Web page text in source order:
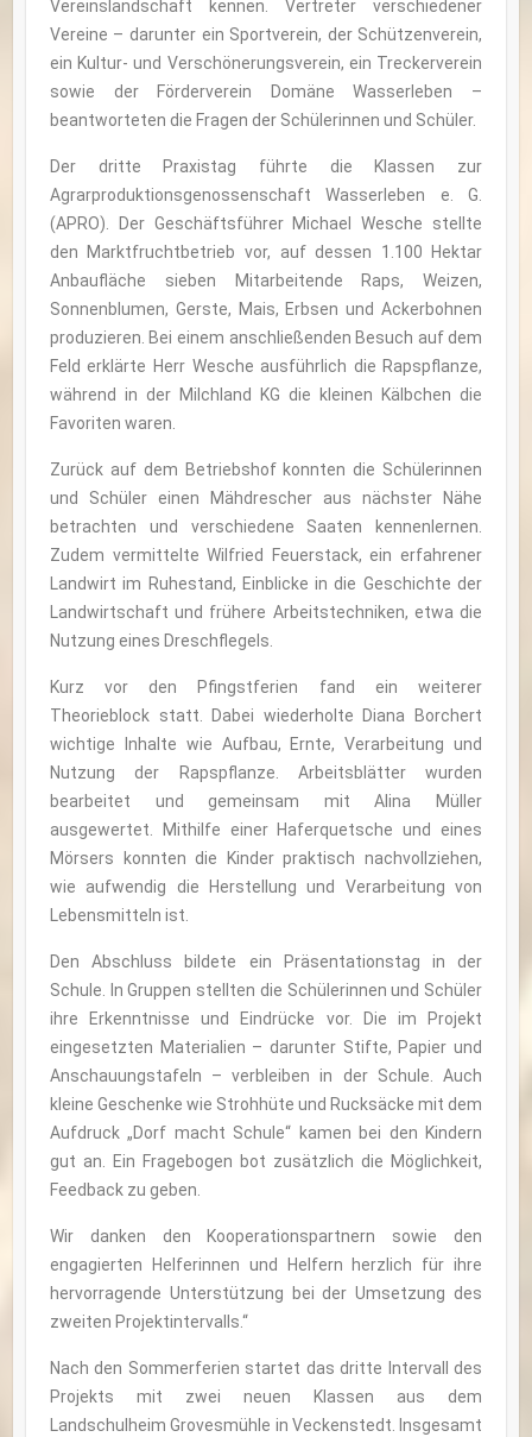
Vereinslandschaft kennen. Vertreter verschiedener
Vereine – darunter ein Sportverein, der Schützenverein,
ein Kultur- und Verschönerungsverein, ein Treckerverein
sowie der Förderverein Domäne Wasserleben –
beantworteten die Fragen der Schülerinnen und Schüler.
Der dritte Praxistag führte die Klassen zur
Agrarproduktionsgenossenschaft Wasserleben e. G.
(APRO). Der Geschäftsführer Michael Wesche stellte
den Marktfruchtbetrieb vor, auf dessen 1.100 Hektar
Anbaufläche sieben Mitarbeitende Raps, Weizen,
Sonnenblumen, Gerste, Mais, Erbsen und Ackerbohnen
produzieren. Bei einem anschließenden Besuch auf dem
Feld erklärte Herr Wesche ausführlich die Rapspflanze,
während in der Milchland KG die kleinen Kälbchen die
Favoriten waren.
Zurück auf dem Betriebshof konnten die Schülerinnen
und Schüler einen Mähdrescher aus nächster Nähe
betrachten und verschiedene Saaten kennenlernen.
Zudem vermittelte Wilfried Feuerstack, ein erfahrener
Landwirt im Ruhestand, Einblicke in die Geschichte der
Landwirtschaft und frühere Arbeitstechniken, etwa die
Nutzung eines Dreschflegels.
Kurz vor den Pfingstferien fand ein weiterer
Theorieblock statt. Dabei wiederholte Diana Borchert
wichtige Inhalte wie Aufbau, Ernte, Verarbeitung und
Nutzung der Rapspflanze. Arbeitsblätter wurden
bearbeitet und gemeinsam mit Alina Müller
ausgewertet. Mithilfe einer Haferquetsche und eines
Mörsers konnten die Kinder praktisch nachvollziehen,
wie aufwendig die Herstellung und Verarbeitung von
Lebensmitteln ist.
Den Abschluss bildete ein Präsentationstag in der
Schule. In Gruppen stellten die Schülerinnen und Schüler
ihre Erkenntnisse und Eindrücke vor. Die im Projekt
eingesetzten Materialien – darunter Stifte, Papier und
Anschauungstafeln – verbleiben in der Schule. Auch
kleine Geschenke wie Strohhüte und Rucksäcke mit dem
Aufdruck „Dorf macht Schule“ kamen bei den Kindern
gut an. Ein Fragebogen bot zusätzlich die Möglichkeit,
Feedback zu geben.
Wir danken den Kooperationspartnern sowie den
engagierten Helferinnen und Helfern herzlich für ihre
hervorragende Unterstützung bei der Umsetzung des
zweiten Projektintervalls.“
Nach den Sommerferien startet das dritte Intervall des
Projekts mit zwei neuen Klassen aus dem
Landschulheim Grovesmühle in Veckenstedt. Insgesamt